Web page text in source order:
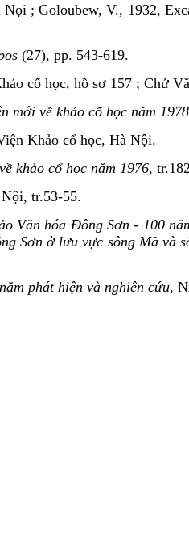
; Goloubew, V., 1932,
(27), pp. 543-619.
cổ học, hồ sơ 157 ; Chử
mới về khảo cổ học năm 1978
Khảo cổ học, Hà Nội.
khảo cổ học năm 1976,
tr.53-55.
Văn hóa Đông Sơn - 100
Sơn ở lưu vực sông Mã và
phát hiện và nghiên cứu,